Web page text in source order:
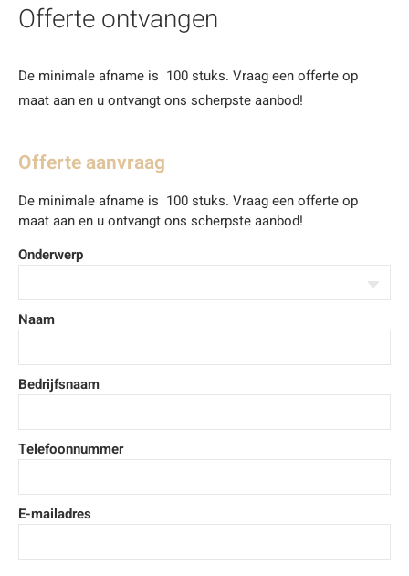
Offerteontvangen
De minimale afname is 100 stuks. Vraag een offerte op
maat aan en u ontvangt ons scherpste aanbod!
Offerte aanvraag
De minimale afname is 100 stuks. Vraag een offerte op
maat aan en u ontvangt ons scherpste aanbod!
Onderwerp
Naam
Bedrijfsnaam
Telefoonnummer
E-mailadres